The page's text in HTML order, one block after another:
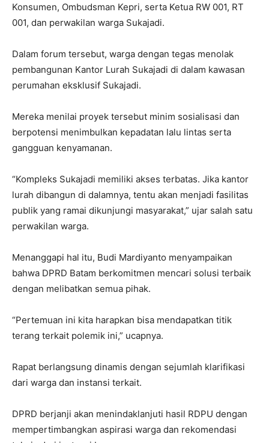
Konsumen, Ombudsman Kepri, serta Ketua RW 001, RT
001, dan perwakilan warga Sukajadi.
Dalam forum tersebut, warga dengan tegas menolak
pembangunan Kantor Lurah Sukajadi di dalam kawasan
perumahan eksklusif Sukajadi.
Mereka menilai proyek tersebut minim sosialisasi dan
berpotensi menimbulkan kepadatan lalu lintas serta
gangguan kenyamanan.
“Kompleks Sukajadi memiliki akses terbatas. Jika kantor
lurah dibangun di dalamnya, tentu akan menjadi fasilitas
publik yang ramai dikunjungi masyarakat,” ujar salah satu
perwakilan warga.
Menanggapi hal itu, Budi Mardiyanto menyampaikan
bahwa DPRD Batam berkomitmen mencari solusi terbaik
dengan melibatkan semua pihak.
“Pertemuan ini kita harapkan bisa mendapatkan titik
terang terkait polemik ini,” ucapnya.
Rapat berlangsung dinamis dengan sejumlah klarifikasi
dari warga dan instansi terkait.
DPRD berjanji akan menindaklanjuti hasil RDPU dengan
mempertimbangkan aspirasi warga dan rekomendasi